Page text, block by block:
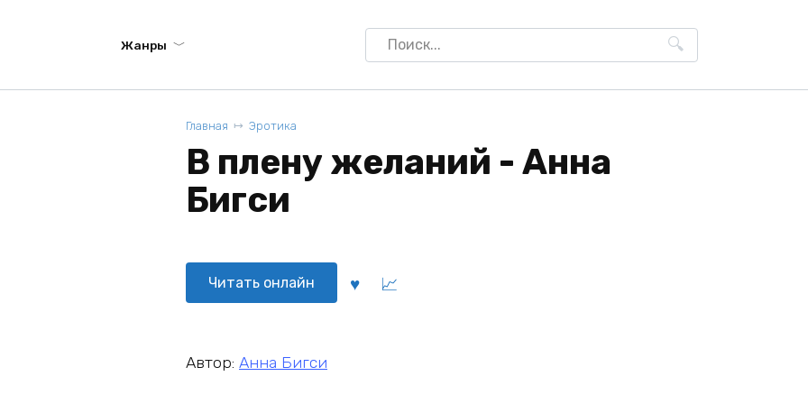
Жанры
Search
for:
Главная Эротика
В плену желаний - Анна
Бигси
Читать онлайн
Автор: Анна Бигси